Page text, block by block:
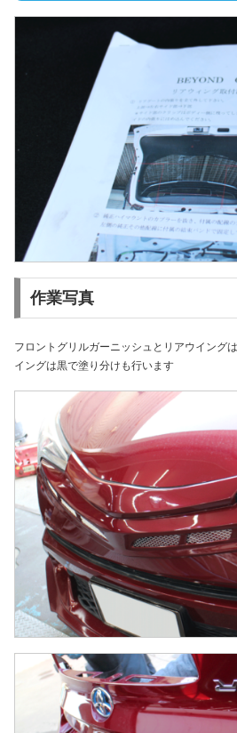
作業写真
フロントグリルガーニッシュとリアウイング
イングは黒で塗り分けも行います